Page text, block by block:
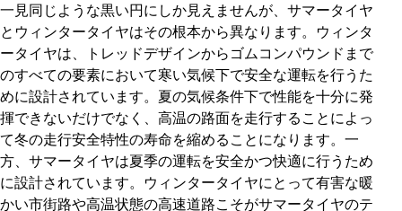
一見同じような黒い円にしか見えませんが、サマータイヤ
とウィンタータイヤはその根本から異なります。ウィンタ
ータイヤは、トレッドデザインからゴムコンパウンドまで
のすべての要素において寒い気候下で安全な運転を行うた
めに設計されています。夏の気候条件下で性能を十分に発
揮できないだけでなく、高温の路面を走行することによっ
て冬の走行安全特性の寿命を縮めることになります。一
方、サマータイヤは夏季の運転を安全かつ快適に行うため
に設計されています。ウィンタータイヤにとって有害な暖
かい市街路や高温状態の高速道路こそがサマータイヤのテ